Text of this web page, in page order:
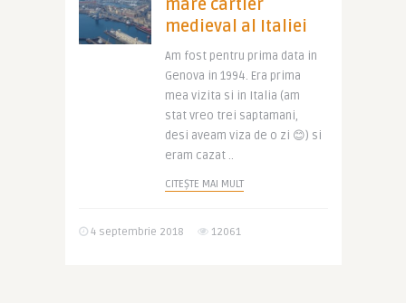
mare cartier
medieval al Italiei
Am fost pentru prima data in
Genova in 1994. Era prima
mea vizita si in Italia (am
stat vreo trei saptamani,
desi aveam viza de o zi 😊) si
eram cazat ..
CITEȘTE MAI MULT
4 septembrie 2018 12061